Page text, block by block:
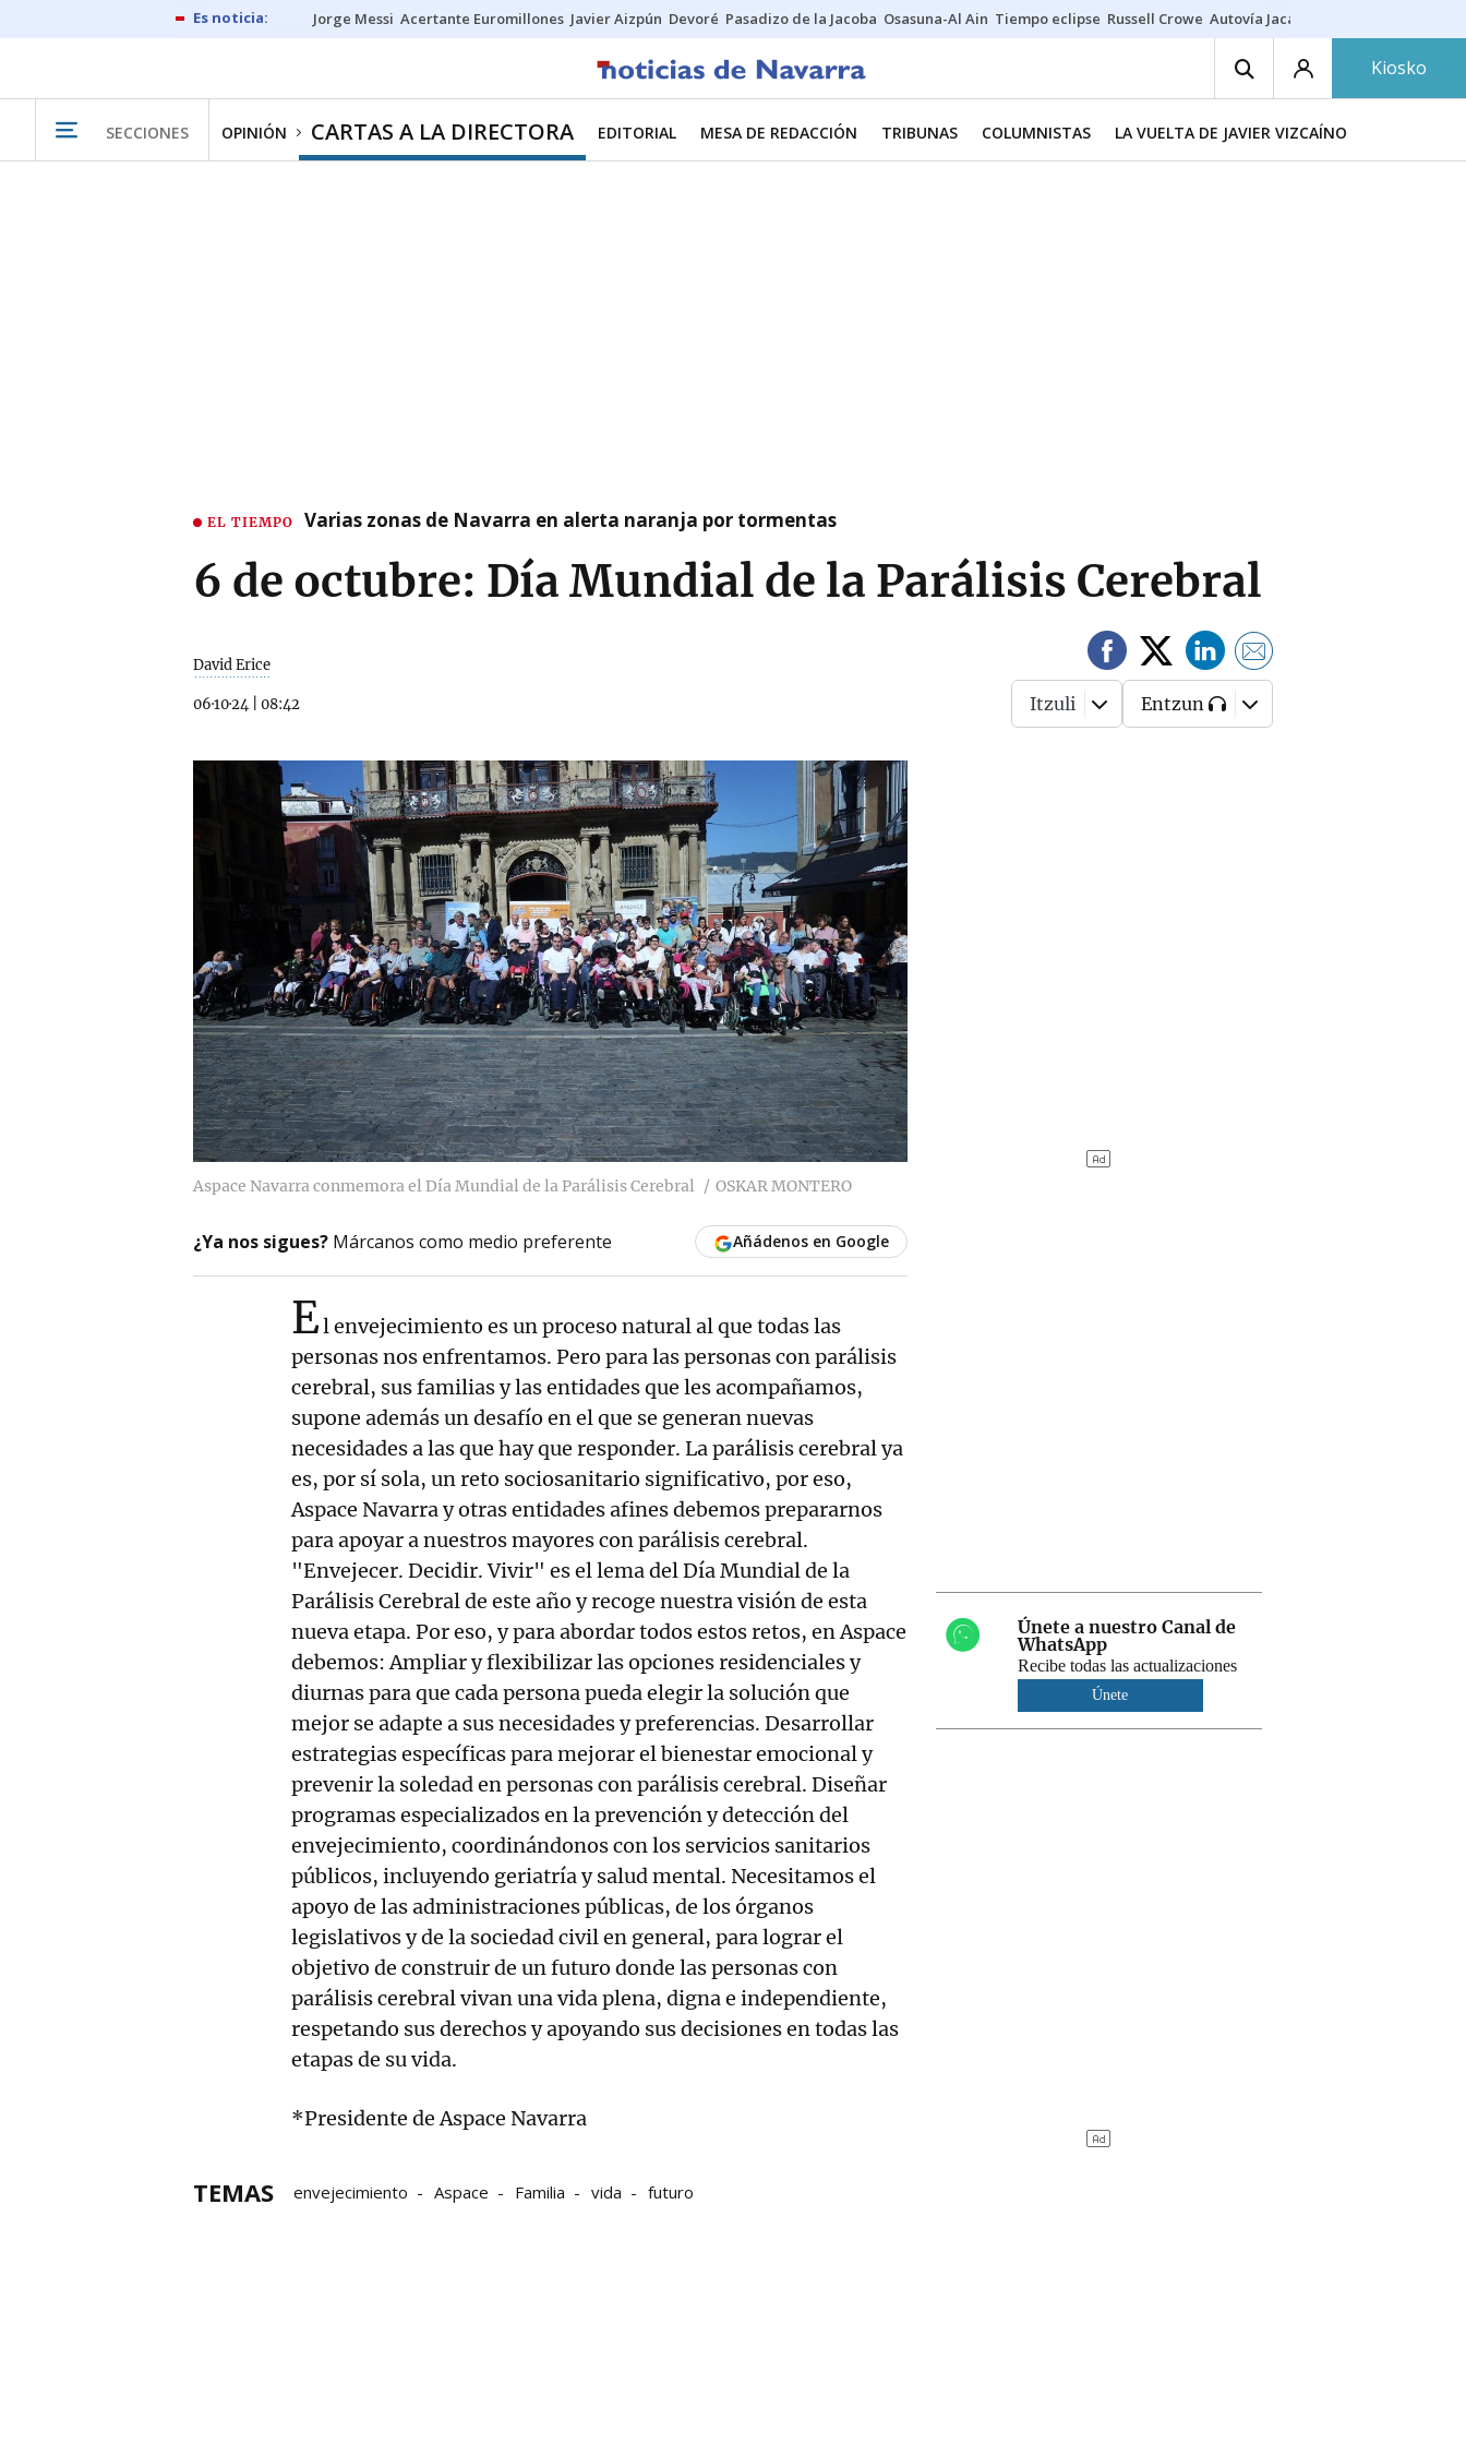
Jorge Messi Acertante Euromillones Javier Aizpún Devoré Pasadizo de la Jacoba Osasuna-Al Ain Tiempo eclipse Russell Crowe Autovía Jaca
Kiosko
SECCIONES OPINIÓN CARTAS A LA DIRECTORA EDITORIAL MESA DE REDACCIÓN TRIBUNAS COLUMNISTAS LA VUELTA DE JAVIER VIZCAÍNO
EL TIEMPO Varias zonas de Navarra en alerta naranja por tormentas
6 de octubre: Día Mundial de la Parálisis Cerebral
David Erice
06·10·24 08:42 Itzuli Entzun
Aspace Navarra conmemora el Día Mundial de la Parálisis Cerebral OSKAR MONTERO
¿Ya nos sigues? Márcanos como medio preferente Añádenos en Google
El envejecimiento es un proceso natural al que todas las
personas nos enfrentamos. Pero para las personas con parálisis
cerebral, sus familias y las entidades que les acompañamos,
supone además un desafío en el que se generan nuevas
necesidades a las que hay que responder. La parálisis cerebral ya
es, por sí sola, un reto sociosanitario significativo, por eso,
Aspace Navarra y otras entidades afines debemos prepararnos
para apoyar a nuestros mayores con parálisis cerebral.
"Envejecer. Decidir. Vivir" es el lema del Día Mundial de la
Parálisis Cerebral de este año y recoge nuestra visión de esta
nueva etapa. Por eso, y para abordar todos estos retos, en Aspace
debemos: Ampliar y flexibilizar las opciones residenciales y
diurnas para que cada persona pueda elegir la solución que
mejor se adapte a sus necesidades y preferencias. Desarrollar
estrategias específicas para mejorar el bienestar emocional y
prevenir la soledad en personas con parálisis cerebral. Diseñar
programas especializados en la prevención y detección del
envejecimiento, coordinándonos con los servicios sanitarios
públicos, incluyendo geriatría y salud mental. Necesitamos el
apoyo de las administraciones públicas, de los órganos
legislativos y de la sociedad civil en general, para lograr el
objetivo de construir de un futuro donde las personas con
parálisis cerebral vivan una vida plena, digna e independiente,
respetando sus derechos y apoyando sus decisiones en todas las
etapas de su vida.
*Presidente de Aspace Navarra
TEMAS envejecimiento Aspace Familia vida futuro
Únete a nuestro Canal de
WhatsApp
Recibe todas las actualizaciones
Únete